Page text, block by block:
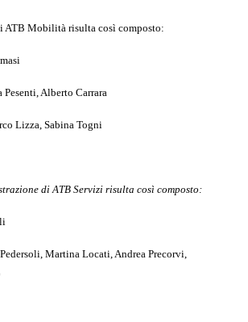
ATB Mobilità risulta così composto:
Pesenti, Alberto Carrara
Lizza, Sabina Togni
di ATB Servizi risulta così composto:
Martina Locati, Andrea Precorvi,